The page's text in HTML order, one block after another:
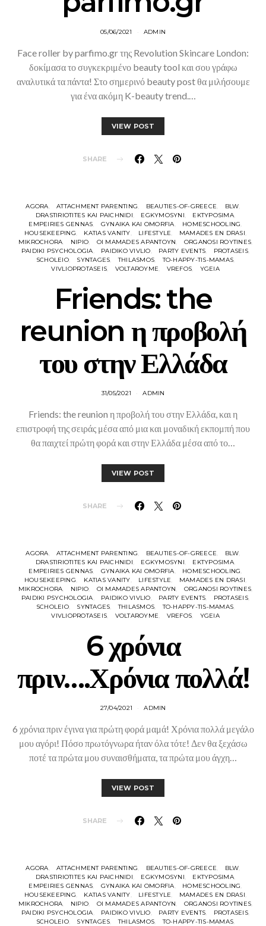
05/06/2021 ADMIN
Face roller by parfimo.gr της Revolution Skincare London:
δοκίμασα το συγκεκριμένο beauty tool και σου γράφω
αναλυτικά τα πάντα! Στο σημερινό beauty post θα μιλήσουμε
για ένα ακόμη K-beauty trend.…
VIEW POST
SHARE
AGORA ATTACHMENT PARENTING BEAUTIES-OF-GREECE
BLW
DRASTIRIOTITES KAI PAICHNIDI
EGKYMOSYNI
EKTYPOSIMA
EMPEIRIES GENNAS
GYNAIKA KAI OMORFIA
HOMESCHOOLING
HOUSEKEEPING
KATIAS VANITY LIFESTYLE
MAMADES EN DRASI
MIKROCHORA
NIPIO OI MAMADES APANTOYN
ORGANOSI ROYTINES
PAIDIKI PSYCHOLOGIA
PAIDIKO VIVLIO PARTY EVENTS
PROTASEIS
SCHOLEIO
SYNTAGES THILASMOS
TO-HAPPY-TIS-MAMAS
VIVLIOPROTASEIS
VOLTAROYME VREFOS YGEIA
Friends: the
reunion η προβολή
του στην Ελλάδα
31/05/2021 ADMIN
Friends: the reunion η προβολή του στην Ελλάδα, και η
επιστροφή της σειράς μέσα από μια και μοναδική εκπομπή που
θα παιχτεί πρώτη φορά και στην Ελλάδα μέσα από το…
VIEW POST
SHARE
AGORA ATTACHMENT PARENTING BEAUTIES-OF-GREECE
BLW
DRASTIRIOTITES KAI PAICHNIDI
EGKYMOSYNI
EKTYPOSIMA
EMPEIRIES GENNAS
GYNAIKA KAI OMORFIA
HOMESCHOOLING
HOUSEKEEPING
KATIAS VANITY LIFESTYLE
MAMADES EN DRASI
MIKROCHORA
NIPIO OI MAMADES APANTOYN
ORGANOSI ROYTINES
PAIDIKI PSYCHOLOGIA
PAIDIKO VIVLIO PARTY EVENTS
PROTASEIS
SCHOLEIO
SYNTAGES THILASMOS
TO-HAPPY-TIS-MAMAS
VIVLIOPROTASEIS
VOLTAROYME VREFOS YGEIA
6 χρόνια
πριν….Χρόνια πολλά!
27/04/2021 ADMIN
6 χρόνια πριν έγινα για πρώτη φορά μαμά! Χρόνια πολλά μεγάλο
μου αγόρι! Πόσο πρωτόγνωρα ήταν όλα τότε! Δεν θα ξεχάσω
ποτέ τα πρώτα μου συναισθήματα, τα πρώτα μου άγχη…
VIEW POST
SHARE
AGORA ATTACHMENT PARENTING BEAUTIES-OF-GREECE
BLW
DRASTIRIOTITES KAI PAICHNIDI
EGKYMOSYNI
EKTYPOSIMA
EMPEIRIES GENNAS
GYNAIKA KAI OMORFIA
HOMESCHOOLING
HOUSEKEEPING
KATIAS VANITY LIFESTYLE
MAMADES EN DRASI
MIKROCHORA
NIPIO OI MAMADES APANTOYN
ORGANOSI ROYTINES
PAIDIKI PSYCHOLOGIA
PAIDIKO VIVLIO PARTY EVENTS
PROTASEIS
SCHOLEIO
SYNTAGES THILASMOS
TO-HAPPY-TIS-MAMAS